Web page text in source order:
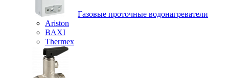
Газовые проточные водонагреватели
Ariston
BAXI
Thermex